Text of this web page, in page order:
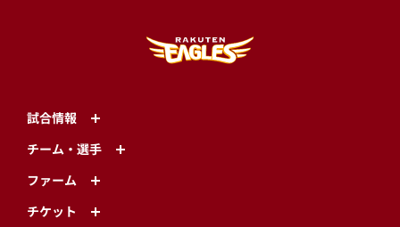
試合情報
チーム・選手
ファーム
チケット